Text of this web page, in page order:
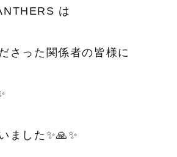
は
さった関係者の皆様に
ました✨🙏✨